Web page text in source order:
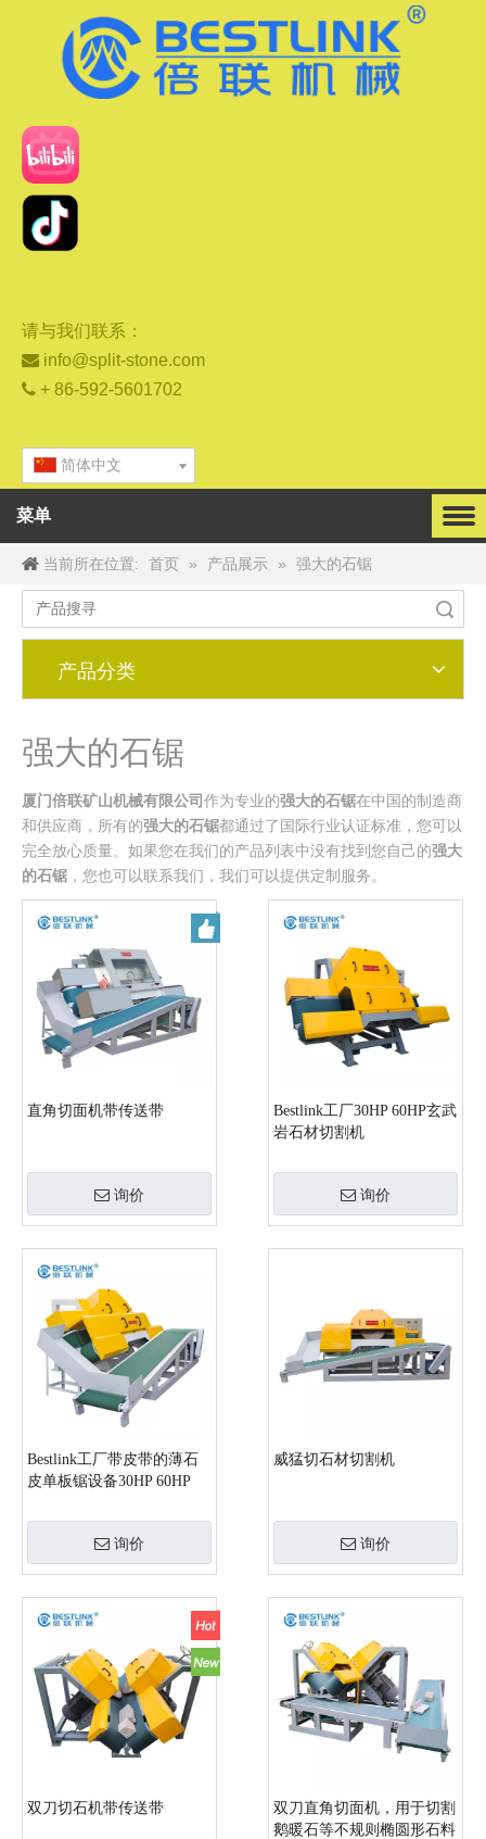
请与我们联系：
 info@split-stone.com
 + 86-592-5601702
简体中文
菜单
当前所在位置: 首页 » 产品展示 » 强大的石锯
产品分类
强大的石锯
厦门倍联矿山机械有限公司作为专业的强大的石锯在中国的制造商
和供应商，所有的强大的石锯都通过了国际行业认证标准，您可以
完全放心质量。如果您在我们的产品列表中没有找到您自己的强大
的石锯 ，您也可以联系我们，我们可以提供定制服务。
直角切面机带传送带
询价
Bestlink工厂30HP 60HP玄武
岩石材切割机
询价
Bestlink工厂带皮带的薄石
皮单板锯设备30HP 60HP
询价
威猛切石材切割机
询价
双刀切石机带传送带
双刀直角切面机，用于切割
鹅暖石等不规则椭圆形石料